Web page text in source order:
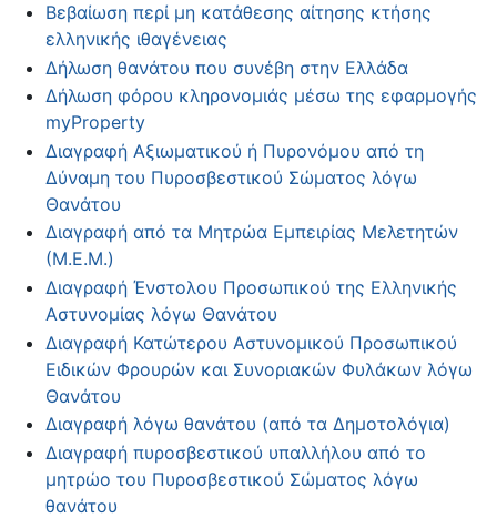
Βεβαίωση περί μη κατάθεσης αίτησης κτήσης
ελληνικής ιθαγένειας
Δήλωση θανάτου που συνέβη στην Ελλάδα
Δήλωση φόρου κληρονομιάς μέσω της εφαρμογής
myProperty
Διαγραφή Αξιωματικού ή Πυρονόμου από τη
Δύναμη του Πυροσβεστικού Σώματος λόγω
Θανάτου
Διαγραφή από τα Μητρώα Εμπειρίας Μελετητών
(Μ.Ε.Μ.)
Διαγραφή Ένστολου Προσωπικού της Ελληνικής
Αστυνομίας λόγω Θανάτου
Διαγραφή Κατώτερου Αστυνομικού Προσωπικού
Ειδικών Φρουρών και Συνοριακών Φυλάκων λόγω
Θανάτου
Διαγραφή λόγω θανάτου (από τα Δημοτολόγια)
Διαγραφή πυροσβεστικού υπαλλήλου από το
μητρώο του Πυροσβεστικού Σώματος λόγω
θανάτου